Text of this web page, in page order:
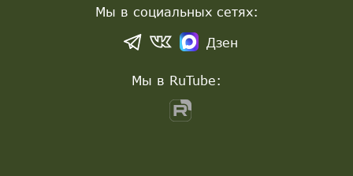
Мы в социальных сетях:
Дзен
Мы в RuTube: